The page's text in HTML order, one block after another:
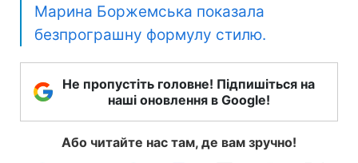
Марина Боржемська показала
безпрограшну формулу стилю.
Не пропустіть головне! Підпишіться на
наші оновлення в Google!
Або читайте нас там, де вам зручно!